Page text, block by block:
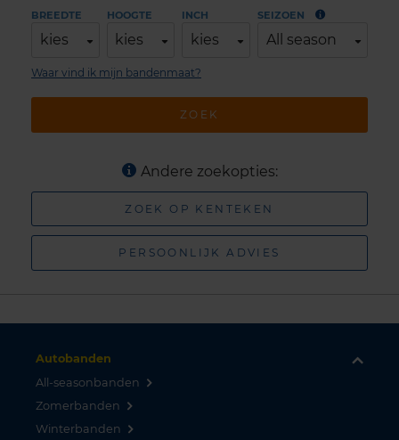
BREEDTE
kies
HOOGTE
kies
INCH
kies
SEIZOEN
All season
ZOEK
Waar vind ik mijn bandenmaat?
Andere zoekopties:
ZOEK OP KENTEKEN
PERSOONLIJK ADVIES
Autobanden
All-seasonbanden
Zomerbanden
Winterbanden